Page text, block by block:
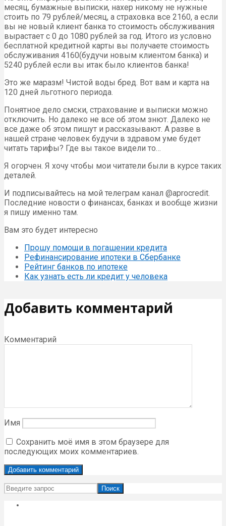
месяц, бумажные выписки, нахер никому не нужные
стоить по 79 рублей/месяц, а страховка все 2160, а если
вы не новый клиент банка то стоимость обслуживания
вырастает с 0 до 1080 рублей за год. Итого из условно
бесплатной кредитной карты вы получаете стоимость
обслуживания 4160(будучи новым клиентом банка) и
5240 рублей если вы итак было клиентов банка!
Это же маразм! Чистой воды бред. Вот вам и карта на
120 дней льготного периода.
Понятное дело смски, страхование и выписки можно
отключить. Но далеко не все об этом знют. Далеко не
все даже об этом пишут и рассказывают. А разве в
нашей стране человек будучи в здравом уме будет
читать тарифы? Где вы такое видели то…
Я огорчен. Я хочу чтобы мои читатели были в курсе таких
деталей.
И подписывайтесь на мой телеграм канал @aprocredit.
Последние новости о финансах, банках и вообще жизни
я пишу именно там.
Вам это будет интересно
Прошу помощи в погашении кредита
Рефинансирование ипотеки в Сбербанке
Рейтинг банков по ипотеке
Как узнать есть ли кредит у человека
Добавить комментарий
Комментарий
Имя
Сохранить моё имя в этом браузере для
последующих моих комментариев.
Поиск